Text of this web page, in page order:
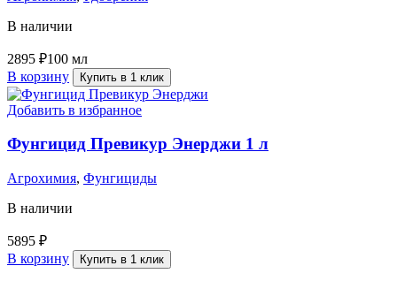
В наличии
2895 ₽100 мл
В корзину
Купить в 1 клик
Добавить в избранное
Фунгицид Превикур Энерджи 1 л
Агрохимия, Фунгициды
В наличии
5895 ₽
В корзину
Купить в 1 клик